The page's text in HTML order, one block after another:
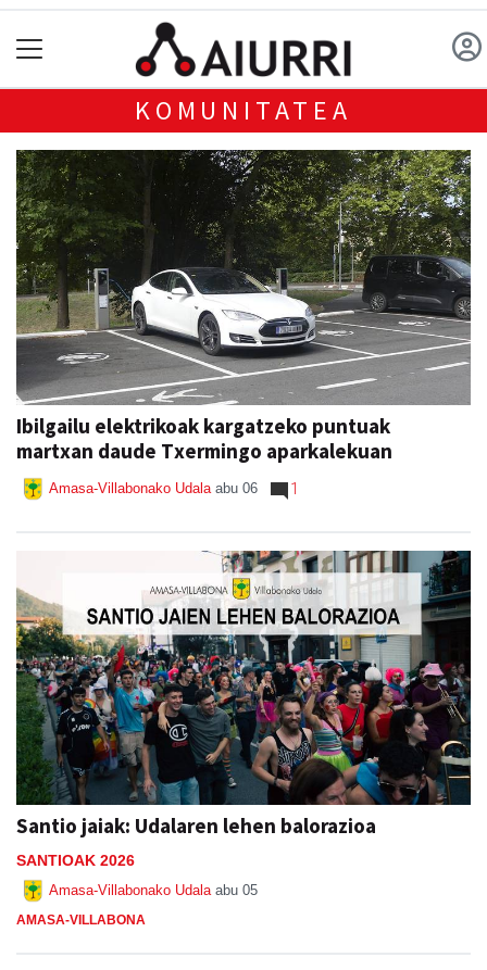
KOMUNITATEA
Ibilgailu elektrikoak kargatzeko puntuak
martxan daude Txermingo aparkalekuan
Amasa-Villabonako Udala abu 06 1
Santio jaiak: Udalaren lehen balorazioa
SANTIOAK 2026
Amasa-Villabonako Udala abu 05
AMASA-VILLABONA